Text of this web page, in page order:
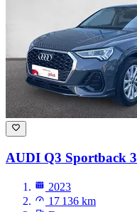
AUDI Q3 Sportback
2023
17 136 km